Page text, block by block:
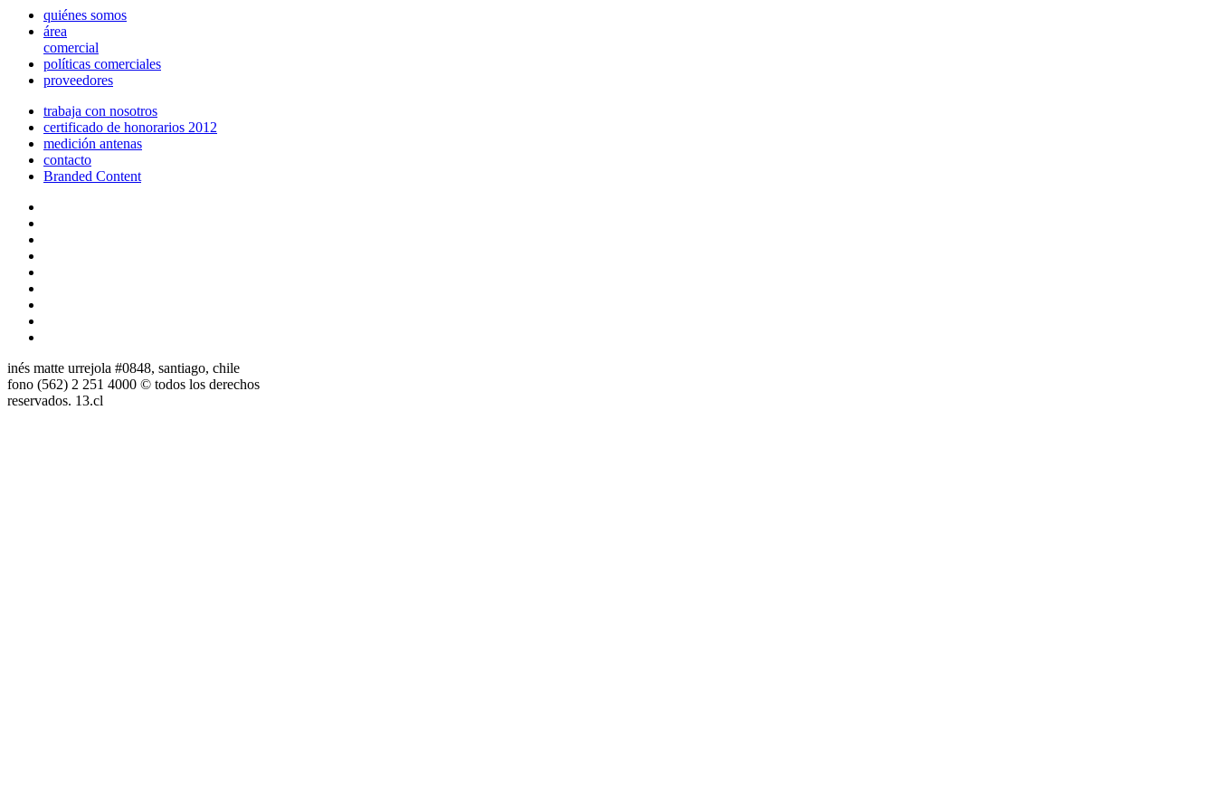
quiénes somos
área
comercial
políticas comerciales
proveedores
trabaja con nosotros
certificado de honorarios 2012
medición antenas
contacto
Branded Content
inés matte urrejola #0848, santiago, chile
fono (562) 2 251 4000 © todos los derechos
reservados. 13.cl